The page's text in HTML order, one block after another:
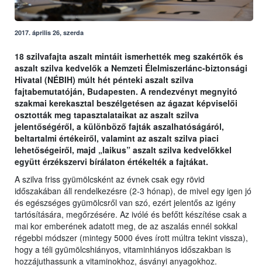
2017. április 26, szerda
18 szilvafajta aszalt mintáit ismerhették meg szakértők és
aszalt szilva kedvelők a Nemzeti Élelmiszerlánc-biztonsági
Hivatal (NÉBIH) múlt hét pénteki aszalt szilva
fajtabemutatóján, Budapesten. A rendezvényt megnyitó
szakmai kerekasztal beszélgetésen az ágazat képviselői
osztották meg tapasztalataikat az aszalt szilva
jelentőségéről, a különböző fajták aszalhatóságáról,
beltartalmi értékeiről, valamint az aszalt szilva piaci
lehetőségeiről, majd „laikus” aszalt szilva kedvelőkkel
együtt érzékszervi bírálaton értékelték a fajtákat.
A szilva friss gyümölcsként az évnek csak egy rövid
időszakában áll rendelkezésre (2-3 hónap), de mivel egy igen jó
és egészséges gyümölcsről van szó, ezért jelentős az igény
tartósítására, megőrzésére. Az ivólé és befőtt készítése csak a
mai kor emberének adatott meg, de az aszalás ennél sokkal
régebbi módszer (mintegy 5000 éves írott múltra tekint vissza),
hogy a téli gyümölcshiányos, vitaminhiányos időszakban is
hozzájuthassunk a vitaminokhoz, ásványi anyagokhoz.